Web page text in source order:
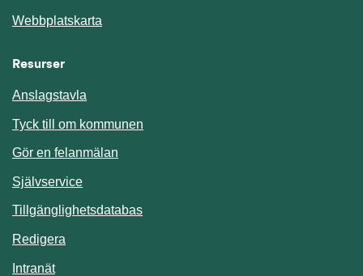
Webbplatskarta
Resurser
Anslagstavla
Tyck till om kommunen
Gör en felanmälan
SjälvserviceLänk till annan webbplats.
TillgänglighetsdatabasLänk till annan webbplats.
Redigera
IntranätLänk till annan webbplats.